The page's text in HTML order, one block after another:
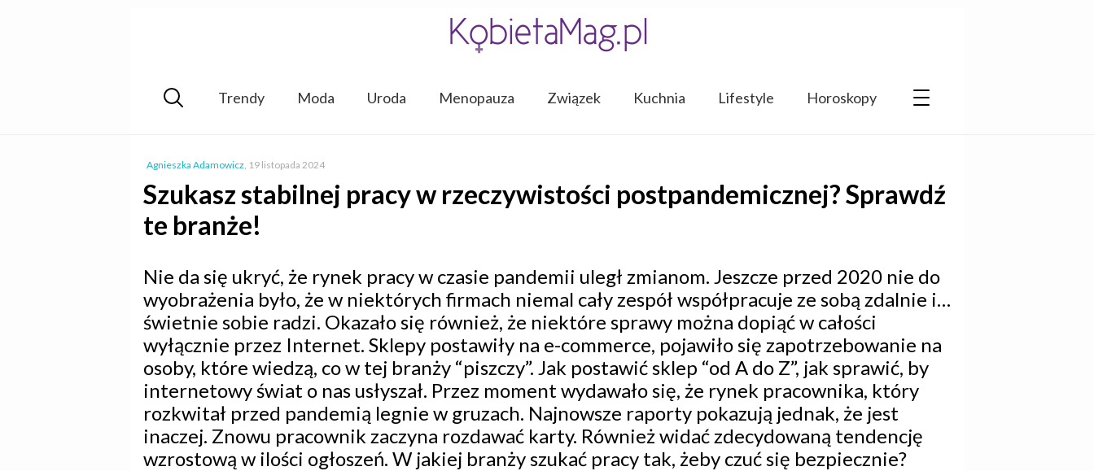
Trendy Moda Uroda Menopauza Związek Kuchnia Lifestyle Horoskopy
Agnieszka Adamowicz, 19 listopada 2024
Szukasz stabilnej pracy w rzeczywistości postpandemicznej? Sprawdź
te branże!
Nie da się ukryć, że rynek pracy w czasie pandemii uległ zmianom. Jeszcze przed 2020 nie do
wyobrażenia było, że w niektórych firmach niemal cały zespół współpracuje ze sobą zdalnie i…
świetnie sobie radzi. Okazało się również, że niektóre sprawy można dopiąć w całości
wyłącznie przez Internet. Sklepy postawiły na e-commerce, pojawiło się zapotrzebowanie na
osoby, które wiedzą, co w tej branży “piszczy”. Jak postawić sklep “od A do Z”, jak sprawić, by
internetowy świat o nas usłyszał. Przez moment wydawało się, że rynek pracownika, który
rozkwitał przed pandemią legnie w gruzach. Najnowsze raporty pokazują jednak, że jest
inaczej. Znowu pracownik zaczyna rozdawać karty. Również widać zdecydowaną tendencję
wzrostową w ilości ogłoszeń. W jakiej branży szukać pracy tak, żeby czuć się bezpiecznie?